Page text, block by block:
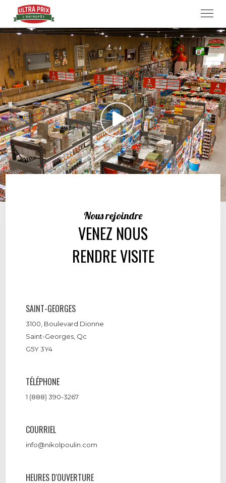
Nous rejoindre
VENEZ NOUS
RENDRE VISITE
SAINT-GEORGES
3100, Boulevard Dionne
Saint-Georges, Qc
G5Y 3Y4
TÉLÉPHONE
1 (888) 390-3267
COURRIEL
info@nikolpoulin.com
HEURES D'OUVERTURE